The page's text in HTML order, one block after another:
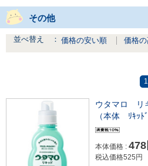
その他
並べ替え ： 価格の安い順 価格
1
ウタマロ リ
（本体 ﾘｷｯﾄﾞ
本体価格 : 478
税込価格525円